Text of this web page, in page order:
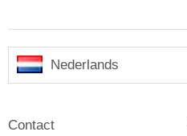
Nederlands
Contact